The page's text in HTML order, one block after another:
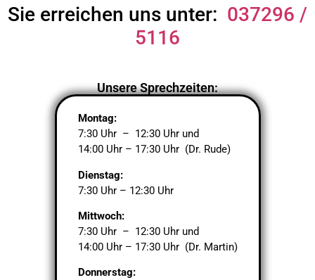
Sie erreichen uns unter: 037296 /
5116
Unsere Sprechzeiten:
Montag:
7:30 Uhr – 12:30 Uhr und
14:00 Uhr – 17:30 Uhr (Dr. Rude)
Dienstag:
7:30 Uhr – 12:30 Uhr
Mittwoch:
7:30 Uhr – 12:30 Uhr und
14:00 Uhr – 17:30 Uhr (Dr. Martin)
Donnerstag: